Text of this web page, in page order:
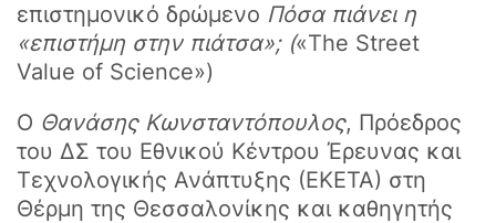
επιστημονικό δρώμενο Πόσα πιάνει η
«επιστήμη στην πιάτσα»; («The Street
Value of Science»)
Ο Θανάσης Κωνσταντόπουλος, Πρόεδρος
του ΔΣ του Εθνικού Κέντρου Έρευνας και
Τεχνολογικής Ανάπτυξης (ΕΚΕΤΑ) στη
Θέρμη της Θεσσαλονίκης και καθηγητής